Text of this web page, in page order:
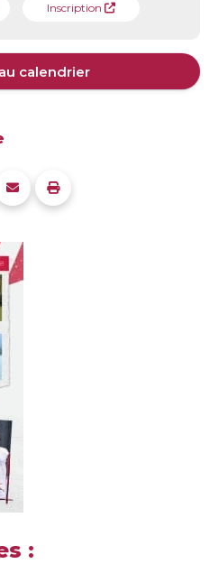
Inscription
calendrier
: